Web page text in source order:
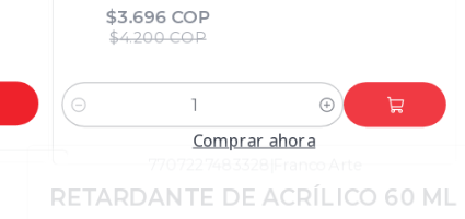
$3.696 COP
$4.200 COP
Cantidad
Comprar ahora
-12%DTO
RETARDANTE DE ACRÍLICO 60 ML